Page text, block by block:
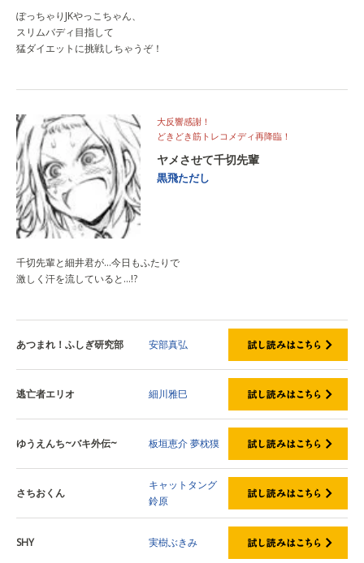
ぽっちゃりJKやっこちゃん、
スリムバディ目指して
猛ダイエットに挑戦しちゃうぞ！
大反響感謝！
どきどき筋トレコメディ再降臨！
ヤメさせて千切先輩
黒飛ただし
千切先輩と細井君が…今日もふたりで
激しく汗を流していると…!?
あつまれ！ふしぎ研究部 安部真弘
逃亡者エリオ 細川雅巳
ゆうえんち~バキ外伝~ 板垣恵介夢枕獏
さちおくん
キャットタング
鈴原
SHY 実樹ぶきみ